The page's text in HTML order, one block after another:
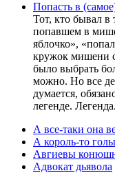
Попасть в
Тот, кто бывал в
попавшем в
яблочко»,
кружок мишени
было выбрать
можно. Но все
думается,
легенде.
А все-таки она
А король-то
Авгиевы
Адвокат дьявола